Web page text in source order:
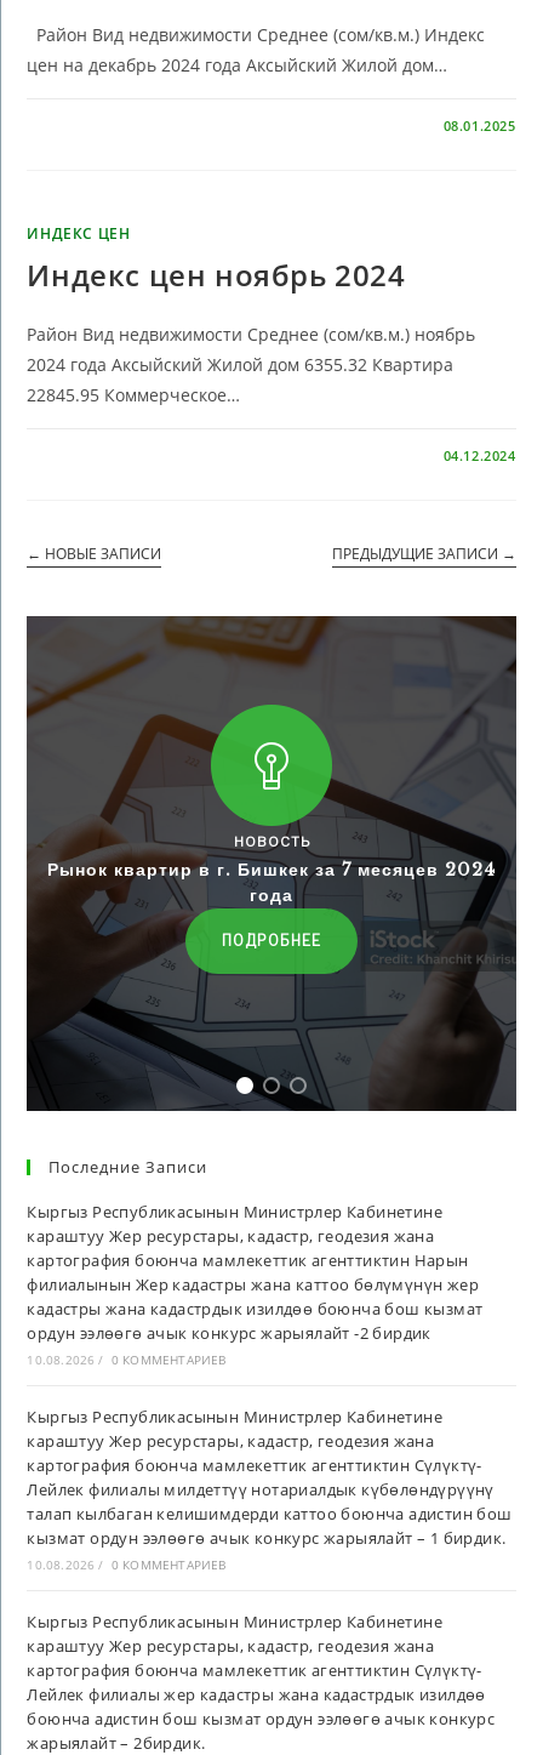
Район Вид недвижимости Среднее (сом/кв.м.) Индекс
цен на декабрь 2024 года Аксыйский Жилой дом…
08.01.2025
ИНДЕКС ЦЕН
Индекс цен ноябрь 2024
Район Вид недвижимости Среднее (сом/кв.м.) ноябрь
2024 года Аксыйский Жилой дом 6355.32 Квартира
22845.95 Коммерческое…
04.12.2024
← НОВЫЕ ЗАПИСИ ПРЕДЫДУЩИЕ ЗАПИСИ →
НОВОСТЬ
Рынок квартир в г. Бишкек за 7 месяцев 2024
года
ПОДРОБНЕЕ
Последние Записи
Кыргыз Республикасынын Министрлер Кабинетине
караштуу Жер ресурстары, кадастр, геодезия жана
картография боюнча мамлекеттик агенттиктин Нарын
филиалынын Жер кадастры жана каттоо бөлүмүнүн жер
кадастры жана кадастрдык изилдөө боюнча бош кызмат
ордун ээлөөгө ачык конкурс жарыялайт -2 бирдик
10.08.2026 / 0 КОММЕНТАРИЕВ
Кыргыз Республикасынын Министрлер Кабинетине
караштуу Жер ресурстары, кадастр, геодезия жана
картография боюнча мамлекеттик агенттиктин Сүлүктү-
Лейлек филиалы милдеттүү нотариалдык күбөлөндүрүүнү
талап кылбаган келишимдерди каттоо боюнча адистин бош
кызмат ордун ээлөөгө ачык конкурс жарыялайт – 1 бирдик.
10.08.2026 / 0 КОММЕНТАРИЕВ
Кыргыз Республикасынын Министрлер Кабинетине
караштуу Жер ресурстары, кадастр, геодезия жана
картография боюнча мамлекеттик агенттиктин Сүлүктү-
Лейлек филиалы жер кадастры жана кадастрдык изилдөө
боюнча адистин бош кызмат ордун ээлөөгө ачык конкурс
жарыялайт – 2бирдик.